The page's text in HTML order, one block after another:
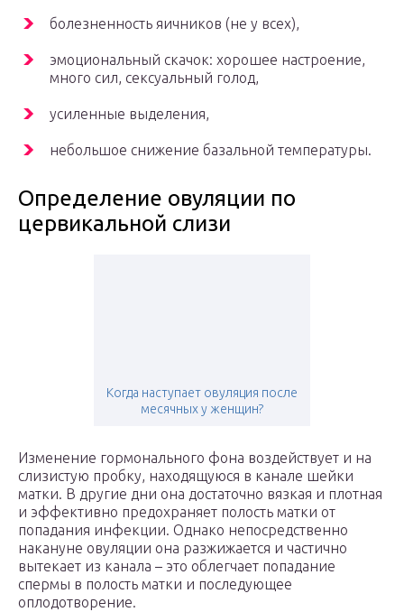
болезненность яичников (не у всех),
эмоциональный скачок: хорошее настроение,
много сил, сексуальный голод,
усиленные выделения,
небольшое снижение базальной температуры.
Определение овуляции по
цервикальной слизи
Когда наступает овуляция после
месячных у женщин?
Изменение гормонального фона воздействует и на
слизистую пробку, находящуюся в канале шейки
матки. В другие дни она достаточно вязкая и плотная
и эффективно предохраняет полость матки от
попадания инфекции. Однако непосредственно
накануне овуляции она разжижается и частично
вытекает из канала – это облегчает попадание
спермы в полость матки и последующее
оплодотворение.